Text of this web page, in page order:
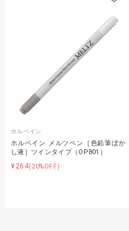
ホルベイン
ホルベイン メルツペン［色鉛筆ぼか
し液］ツインタイプ（OP801）
¥264(20%OFF)